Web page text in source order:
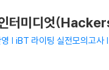
인터미디엇
| iBT 라이팅 실전모의고사